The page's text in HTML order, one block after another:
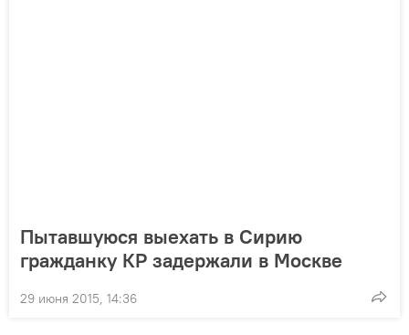
Пытавшуюся выехать в Сирию
гражданку КР задержали в Москве
29 июня 2015, 14:36